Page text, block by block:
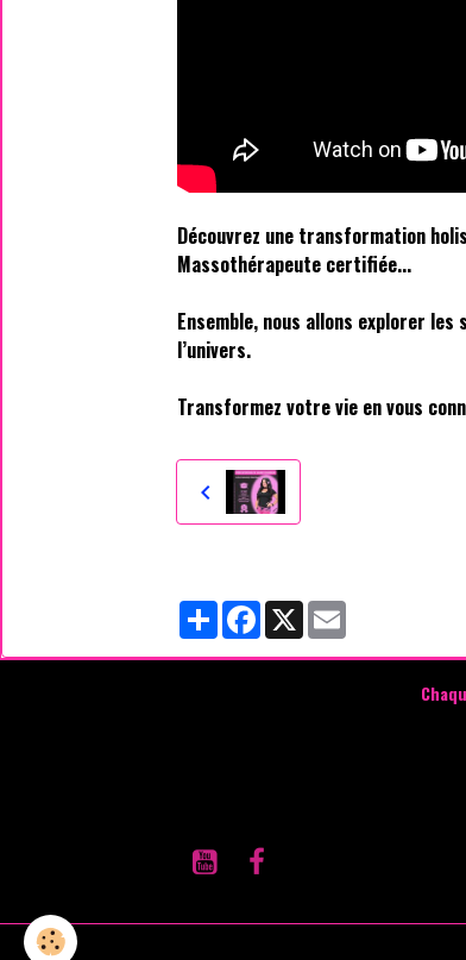
Découvrez une transformation
Massothérapeute certifiée...
Ensemble, nous allons explorer
l’univers.
Transformez votre vie en vous
PartagerFacebook
X